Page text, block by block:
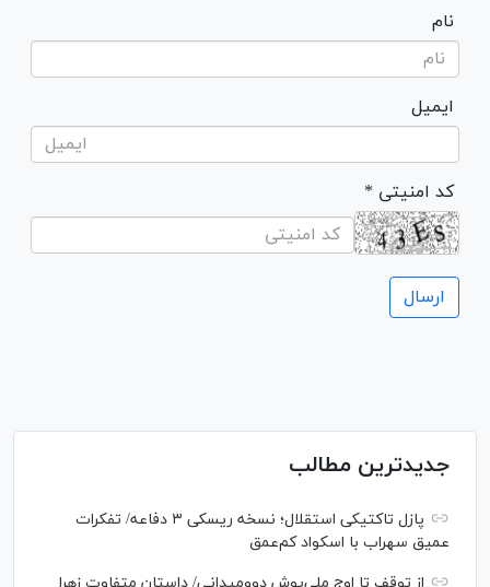
نام
ایمیل
* کد امنیتی
جدیدترین مطالب
پازل تاکتیکی استقلال؛ نسخه ریسکی ۳ دفاعه/ تفکرات
عمیق سهراب با اسکواد کم‌عمق